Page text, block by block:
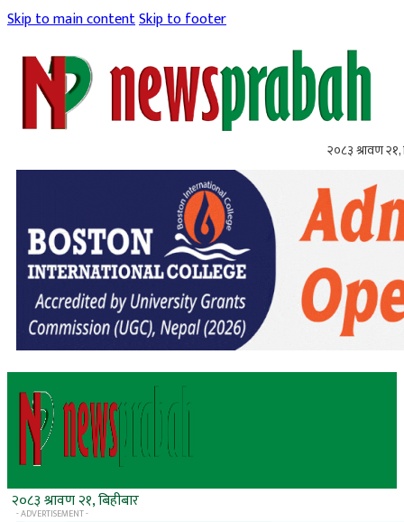
Skip to main contentSkip to footer
२०८३ श्रावण २१,
२०८३ श्रावण २१, बिहीबार
- ADVERTISEMENT -